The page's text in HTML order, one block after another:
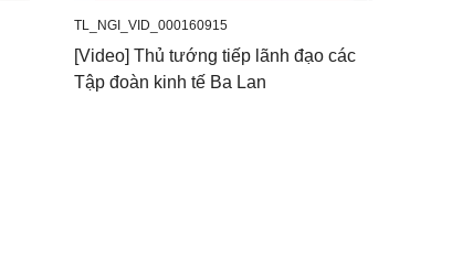
TL_NGI_VID_000160915
[Video] Thủ tướng tiếp lãnh đạo các
Tập đoàn kinh tế Ba Lan